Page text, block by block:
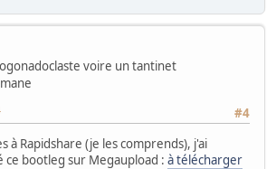
voire un tantinet
#4
à Rapidshare (je les comprends), j'ai
ce bootleg sur Megaupload : à télécharger